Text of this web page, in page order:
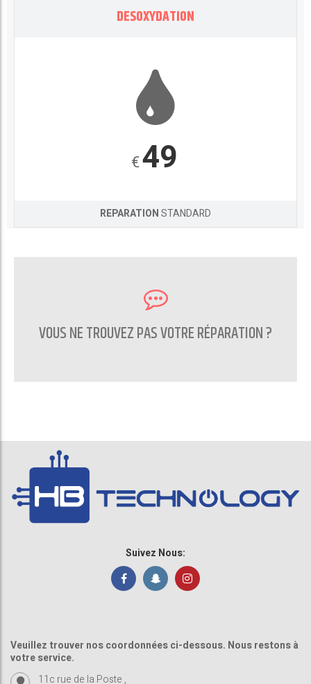
DESOXYDATION
€49
REPARATIONSTANDARD
VOUS NE TROUVEZ PAS VOTRE RÉPARATION ?
CONTACTEZ NOUS
Suivez Nous:
Veuillez trouver nos coordonnées ci-dessous. Nous restons à
votre service.
11c rue de la Poste ,